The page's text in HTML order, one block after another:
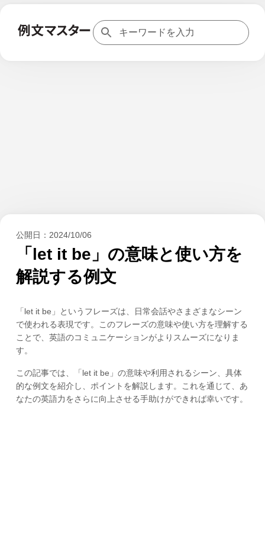
公開日： 2024/10/06
「let it be」の意味と使い方を
解説する例文
「let it be」というフレーズは、日常会話やさまざまなシーン
で使われる表現です。このフレーズの意味や使い方を理解する
ことで、英語のコミュニケーションがよりスムーズになりま
す。
この記事では、「let it be」の意味や利用されるシーン、具体
的な例文を紹介し、ポイントを解説します。これを通じて、あ
なたの英語力をさらに向上させる手助けができれば幸いです。